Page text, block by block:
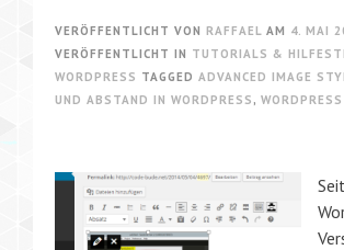
VERÖFFENTLICHT VON RAFFAEL AM 4. MAI
VERÖFFENTLICHT IN TUTORIALS &
WORDPRESS TAGGED ADVANCED IMAGE
UND ABSTAND IN WORDPRESS ,